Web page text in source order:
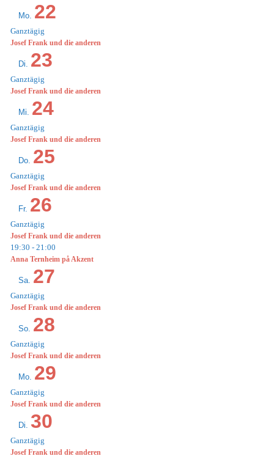
Mo. 22
Ganztägig
Josef Frank und die anderen
Di. 23
Ganztägig
Josef Frank und die anderen
Mi. 24
Ganztägig
Josef Frank und die anderen
Do. 25
Ganztägig
Josef Frank und die anderen
Fr. 26
Ganztägig
Josef Frank und die anderen
19:30 - 21:00
Anna Ternheim på Akzent
Sa. 27
Ganztägig
Josef Frank und die anderen
So. 28
Ganztägig
Josef Frank und die anderen
Mo. 29
Ganztägig
Josef Frank und die anderen
Di. 30
Ganztägig
Josef Frank und die anderen